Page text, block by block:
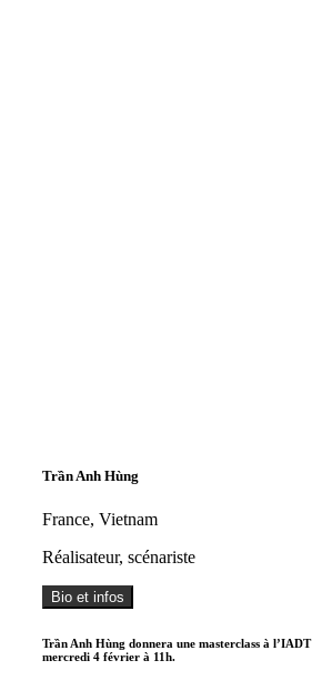
Trần Anh Hùng
France, Vietnam
Réalisateur, scénariste
Bio et infos
Trần Anh Hùng donnera une masterclass à l’IADT
mercredi 4 février à 11h.